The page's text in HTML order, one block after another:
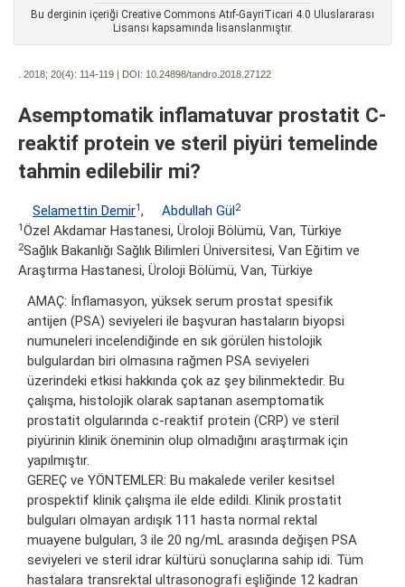
Bu derginin içeriği Creative Commons Atıf-GayriTicari 4.0 Uluslararası
Lisansı kapsamında lisanslanmıştır.
. 2018; 20(4): 114-119 | DOI: 10.24898/tandro.2018.27122
Asemptomatik inflamatuvar prostatit C-
reaktif protein ve steril piyüri temelinde
tahmin edilebilir mi?
Selamettin Demir1, Abdullah Gül2
1Özel Akdamar Hastanesi, Üroloji Bölümü, Van, Türkiye
2Sağlık Bakanlığı Sağlık Bilimleri Üniversitesi, Van Eğitim ve
Araştırma Hastanesi, Üroloji Bölümü, Van, Türkiye
AMAÇ: İnflamasyon, yüksek serum prostat spesifik
antijen (PSA) seviyeleri ile başvuran hastaların biyopsi
numuneleri incelendiğinde en sık görülen histolojik
bulgulardan biri olmasına rağmen PSA seviyeleri
üzerindeki etkisi hakkında çok az şey bilinmektedir. Bu
çalışma, histolojik olarak saptanan asemptomatik
prostatit olgularında c-reaktif protein (CRP) ve steril
piyürinin klinik öneminin olup olmadığını araştırmak için
yapılmıştır.
GEREÇ ve YÖNTEMLER: Bu makalede veriler kesitsel
prospektif klinik çalışma ile elde edildi. Klinik prostatit
bulguları olmayan ardışık 111 hasta normal rektal
muayene bulguları, 3 ile 20 ng/mL arasında değişen PSA
seviyeleri ve steril idrar kültürü sonuçlarına sahip idi. Tüm
hastalara transrektal ultrasonografi eşliğinde 12 kadran